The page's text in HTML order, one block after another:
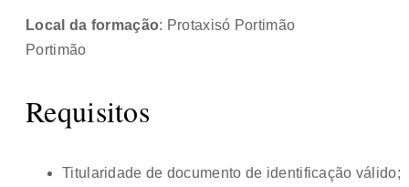
Local da formação: Protaxisó Portimão
Portimão
Requisitos
Titularidade de documento de identificação válido;